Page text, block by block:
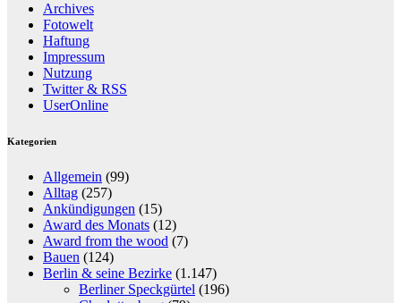
Archives
Fotowelt
Haftung
Impressum
Nutzung
Twitter & RSS
UserOnline
Kategorien
Allgemein (99)
Alltag (257)
Ankündigungen (15)
Award des Monats (12)
Award from the wood (7)
Bauen (124)
Berlin & seine Bezirke (1.147)
Berliner Speckgürtel (196)